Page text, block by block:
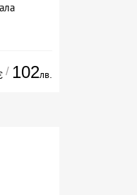
/ 102лв.